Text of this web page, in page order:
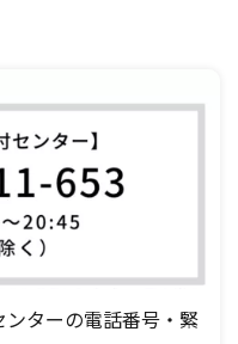
ターの電話番号・緊